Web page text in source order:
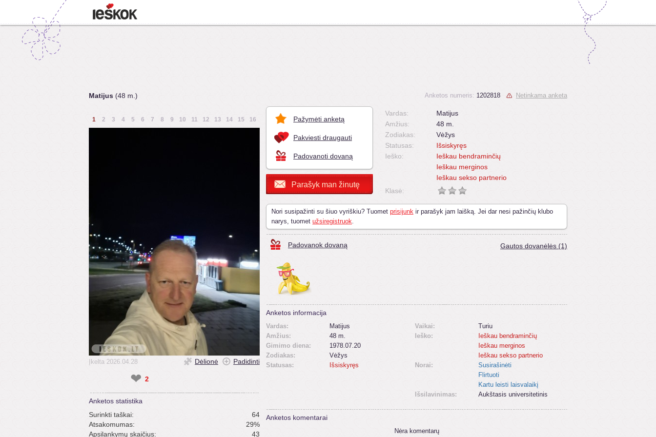
Matijus (48 m.)
1 2 3 4 5 6 7 8 9 10 11 12 13 14 15 16
Įkelta 2026.04.28 Dėlionė Padidinti
❤ 2
Anketos statistika
Surinkti taškai:
64
Atsakomumas:
29%
Apsilankymų skaičius:
43
Pažymėti anketą
Pakviesti draugauti
Padovanoti dovaną
Parašyk man žinutę
Anketos numeris: 1202818 Netinkama anketa
Vardas:
Matijus
Amžius:
48 m.
Zodiakas:
Vėžys
Statusas:
Išsiskyręs
Ieško:
Ieškau bendraminčių
Ieškau merginos
Ieškau sekso partnerio
Klasė:
Nori susipažinti su šiuo vyriškiu? Tuomet prisijunk ir parašyk jam laišką. Jei dar nesi pažinčių klubo
narys, tuomet užsiregistruok.
Padovanok dovaną Gautos dovanėlės (1)
Anketos informacija
Vardas:
Matijus
Amžius:
48 m.
Gimimo diena:
1978.07.20
Zodiakas:
Vėžys
Statusas:
Išsiskyręs
Vaikai:
Turiu
Ieško:
Ieškau bendraminčių
Ieškau merginos
Ieškau sekso partnerio
Norai:
Susirašinėti
Flirtuoti
Kartu leisti laisvalaikį
Išsilavinimas:
Aukštasis universitetinis
Anketos komentarai
Nėra komentarų